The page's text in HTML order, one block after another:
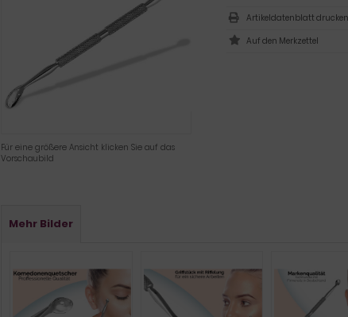
Für eine größere Ansicht klicken Sie auf das
Vorschaubild
Artikeldatenblatt drucken
Mehr Bilder